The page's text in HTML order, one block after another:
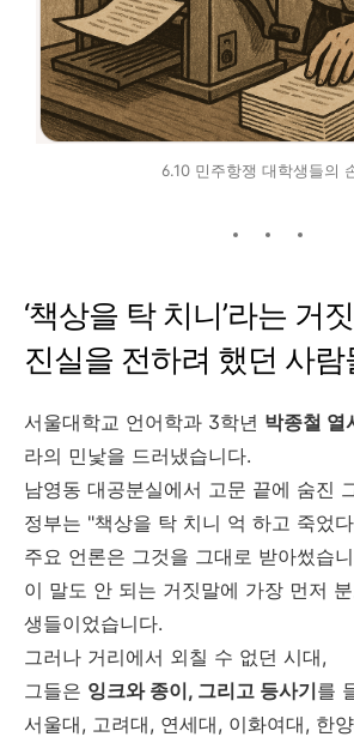
6.10 민주항쟁 대학생들의
‘책상을 탁 치니’라는 거
진실을 전하려 했던 사람
서울대학교 언어학과 3학년 박종철 열
라의 민낯을 드러냈습니다.
남영동 대공분실에서 고문 끝에 숨진
정부는 "책상을 탁 치니 억 하고 죽었
주요 언론은 그것을 그대로 받아썼습
이 말도 안 되는 거짓말에 가장 먼저
생들이었습니다.
그러나 거리에서 외칠 수 없던 시대,
그들은 잉크와 종이, 그리고 등사기를
서울대, 고려대, 연세대, 이화여대, 한